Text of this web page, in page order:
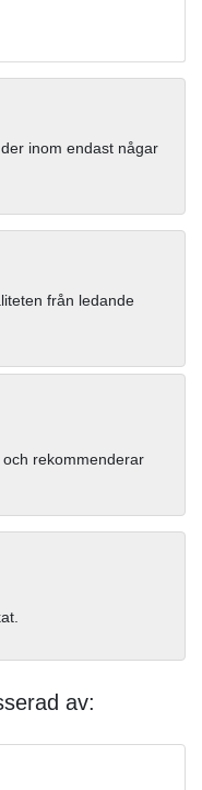
inom endast någar
från ledande
rekommenderar
av: